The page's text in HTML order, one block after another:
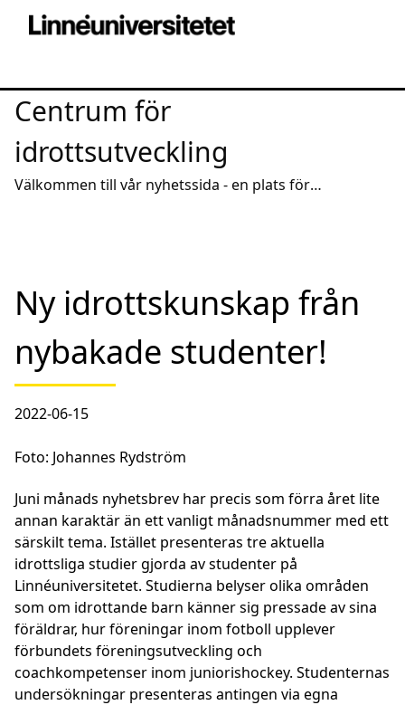
Centrum för
idrottsutveckling
Välkommen till vår nyhetssida - en plats för
Ny idrottskunskap från
nybakade studenter!
2022-06-15
Foto: Johannes Rydström
Juni månads nyhetsbrev har precis som förra året lite
annan karaktär än ett vanligt månadsnummer med ett
särskilt tema. Istället presenteras tre aktuella
idrottsliga studier gjorda av studenter på
Linnéuniversitetet. Studierna belyser olika områden
som om idrottande barn känner sig pressade av sina
föräldrar, hur föreningar inom fotboll upplever
förbundets föreningsutveckling och
coachkompetenser inom juniorishockey. Studenternas
undersökningar presenteras antingen via egna